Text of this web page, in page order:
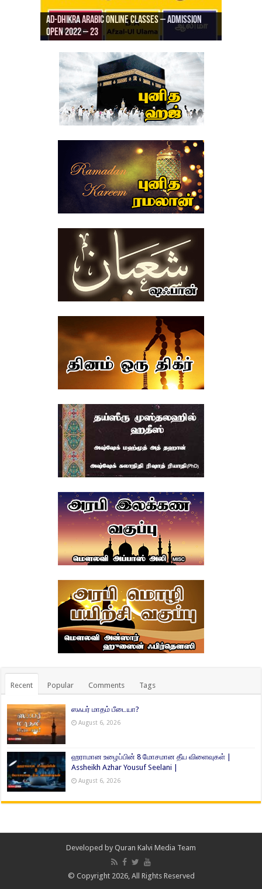
Ad-Dhikra Arabic Online Classes – Admission
Open 2022 – 23
Ad-Dhikra Arabic Online Classes – BA Arabic
AD DHIKRA ARABIC COLLEGE ADMISSION
ரியாத் ஜும்ஆ தமிழாக்கம், Jamia Al Hajiri
Masjid (Kuwait Masjid), Malaz, Riyadh
Recent Popular Comments Tags
ஸஃபர் மாதம் பீடையா?
August 6, 2026
ஹராமான உழைப்பின் 8 மோசமான தீய விளைவுகள் |
Assheikh Azhar Yousuf Seelani |
August 6, 2026
Developed by Quran Kalvi Media Team
© Copyright 2026, All Rights Reserved